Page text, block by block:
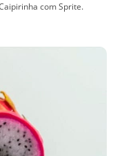
com Sprite.